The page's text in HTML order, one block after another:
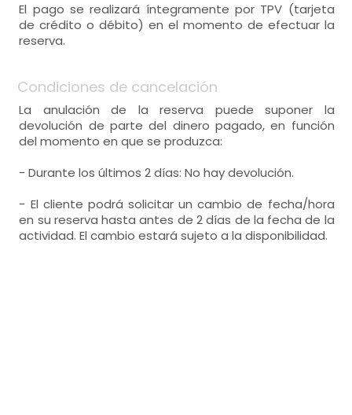
El pago se realizará íntegramente por TPV (tarjeta
de crédito o débito) en el momento de efectuar la
reserva.
Condiciones de cancelación
La anulación de la reserva puede suponer la
devolución de parte del dinero pagado, en función
del momento en que se produzca:
- Durante los últimos 2 días: No hay devolución.
- El cliente podrá solicitar un cambio de fecha/hora
en su reserva hasta antes de 2 días de la fecha de la
actividad. El cambio estará sujeto a la disponibilidad.